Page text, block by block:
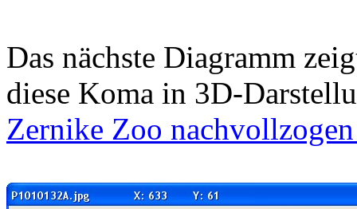
Das nächste Diagramm
diese Koma in 3D-
Zernike Zoo